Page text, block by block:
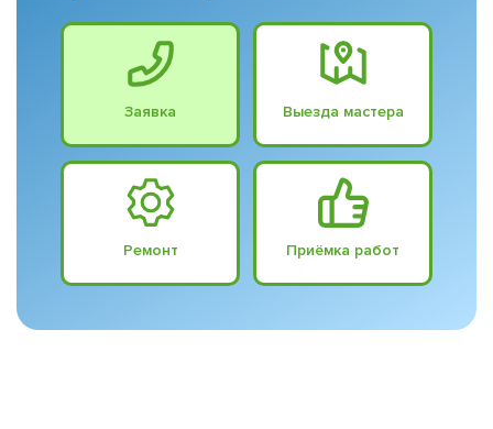
Заявка Выезда мастера
Ремонт Приёмка работ